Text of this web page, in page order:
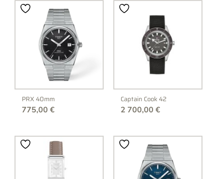
PRX 40mm
775,00 €
Captain Cook 42
2 700,00 €